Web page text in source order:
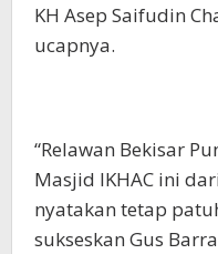
KH Asep Saifudin
ucapnya.
“Relawan Bekisar
Masjid IKHAC ini
nyatakan tetap
sukseskan Gus